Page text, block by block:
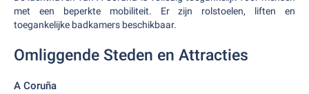
met een beperkte mobiliteit. Er zijn rolstoelen, liften en
toegankelijke badkamers beschikbaar.
Omliggende Steden en Attracties
A Coruña